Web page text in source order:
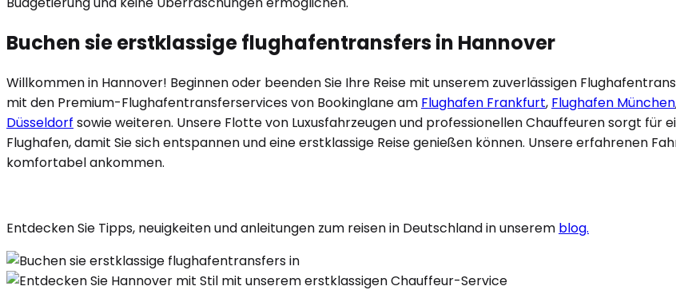
Buchen sie erstklassige flughafentransfers in Hannover
Willkommen in Hannover! Beginnen oder beenden Sie Ihre Reise mit unserem zuverlässigen
mit den Premium-Flughafentransferservices von Bookinglane am Flughafen Frankfurt, Flughafen München
Düsseldorf sowie weiteren. Unsere Flotte von Luxusfahrzeugen und professionellen Chauffeuren sorgt für
Flughafen, damit Sie sich entspannen und eine erstklassige Reise genießen können. Unsere erfahrenen
komfortabel ankommen.
Entdecken Sie Tipps, neuigkeiten und anleitungen zum reisen in Deutschland in unserem blog.